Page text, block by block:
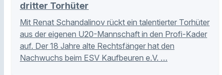
dritter Torhüter
Mit Renat Schandalinov rückt ein talentierter Torhüter
aus der eigenen U20-Mannschaft in den Profi-Kader
auf. Der 18 Jahre alte Rechtsfänger hat den
Nachwuchs beim ESV Kaufbeuren e.V. …